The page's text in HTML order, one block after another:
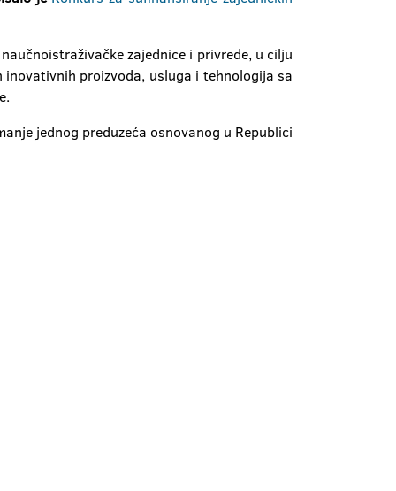
zajednice i privrede, u cilju
proizvoda, usluga i tehnologija sa
jednog preduzeća osnovanog u Republici